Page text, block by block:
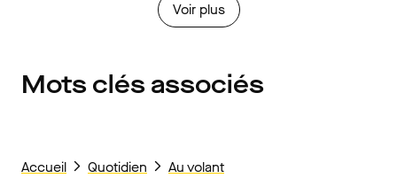
Voir plus
Mots clés associés
Accueil Quotidien Au volant